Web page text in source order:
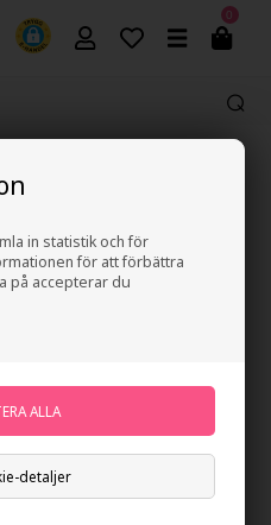
in statistik och för
för att förbättra
på accepterar du
detaljer
0